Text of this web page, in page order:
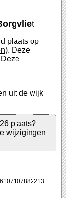
plaats op
). Deze
Deze
uit de wijk
plaats?
wijzigingen